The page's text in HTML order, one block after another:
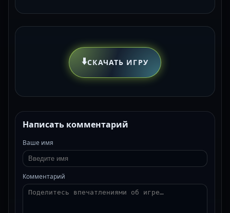
⬇️СКАЧАТЬ ИГРУ
Написать комментарий
Ваше имя
Комментарий